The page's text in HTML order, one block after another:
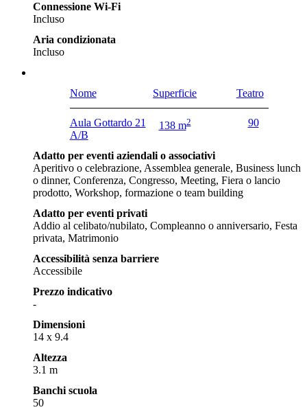
Connessione Wi-Fi
Incluso
Aria condizionata
Incluso
Nome Superficie Teatro
Aula Gottardo 21
A/B
138 m2 90
Adatto per eventi aziendali o associativi
Aperitivo o celebrazione, Assemblea generale, Business lunch
o dinner, Conferenza, Congresso, Meeting, Fiera o lancio
prodotto, Workshop, formazione o team building
Adatto per eventi privati
Addio al celibato/nubilato, Compleanno o anniversario, Festa
privata, Matrimonio
Accessibilità senza barriere
Accessibile
Prezzo indicativo
-
Dimensioni
14 x 9.4
Altezza
3.1 m
Banchi scuola
50